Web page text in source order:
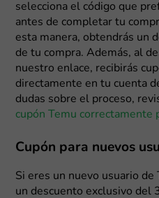
selecciona el código que
antes de completar tu
esta manera, obtendrás un
de tu compra. Además, al
nuestro enlace, recibirás
directamente en tu cuenta
dudas sobre el proceso,
cupón Temu correctamente
Cupón para nuevos
Si eres un nuevo usuario
un descuento exclusivo del